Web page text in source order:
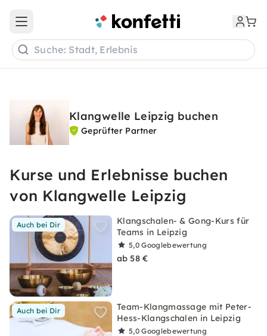
Open main menu
Suche: Stadt, Erlebnis
Klangwelle Leipzig buchen
Geprüfter Partner
Kurse und Erlebnisse buchen
von Klangwelle Leipzig
Auch bei Dir
Klangschalen- & Gong-Kurs für
Teams in Leipzig
5,0Googlebewertung
ab 58 €
Auch bei Dir
Team-Klangmassage mit Peter-
Hess-Klangschalen in Leipzig
5,0Googlebewertung